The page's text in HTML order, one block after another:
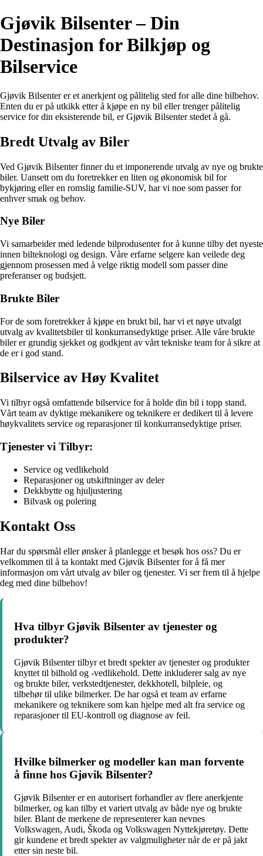
Gjøvik Bilsenter – Din
Destinasjon for Bilkjøp og
Bilservice
Gjøvik Bilsenter er et anerkjent og pålitelig sted for alle dine bilbehov.
Enten du er på utkikk etter å kjøpe en ny bil eller trenger pålitelig
service for din eksisterende bil, er Gjøvik Bilsenter stedet å gå.
Bredt Utvalg av Biler
Ved Gjøvik Bilsenter finner du et imponerende utvalg av nye og brukte
biler. Uansett om du foretrekker en liten og økonomisk bil for
bykjøring eller en romslig familie-SUV, har vi noe som passer for
enhver smak og behov.
Nye Biler
Vi samarbeider med ledende bilprodusenter for å kunne tilby det nyeste
innen bilteknologi og design. Våre erfarne selgere kan veilede deg
gjennom prosessen med å velge riktig modell som passer dine
preferanser og budsjett.
Brukte Biler
For de som foretrekker å kjøpe en brukt bil, har vi et nøye utvalgt
utvalg av kvalitetsbiler til konkurransedyktige priser. Alle våre brukte
biler er grundig sjekket og godkjent av vårt tekniske team for å sikre at
de er i god stand.
Bilservice av Høy Kvalitet
Vi tilbyr også omfattende bilservice for å holde din bil i topp stand.
Vårt team av dyktige mekanikere og teknikere er dedikert til å levere
høykvalitets service og reparasjoner til konkurransedyktige priser.
Tjenester vi Tilbyr:
Service og vedlikehold
Reparasjoner og utskiftninger av deler
Dekkbytte og hjuljustering
Bilvask og polering
Kontakt Oss
Har du spørsmål eller ønsker å planlegge et besøk hos oss? Du er
velkommen til å ta kontakt med Gjøvik Bilsenter for å få mer
informasjon om vårt utvalg av biler og tjenester. Vi ser frem til å hjelpe
deg med dine bilbehov!
Hva tilbyr Gjøvik Bilsenter av tjenester og
produkter?
Gjøvik Bilsenter tilbyr et bredt spekter av tjenester og produkter
knyttet til bilhold og -vedlikehold. Dette inkluderer salg av nye
og brukte biler, verkstedtjenester, dekkhotell, bilpleie, og
tilbehør til ulike bilmerker. De har også et team av erfarne
mekanikere og teknikere som kan hjelpe med alt fra service og
reparasjoner til EU-kontroll og diagnose av feil.
Hvilke bilmerker og modeller kan man forvente
å finne hos Gjøvik Bilsenter?
Gjøvik Bilsenter er en autorisert forhandler av flere anerkjente
bilmerker, og kan tilby et variert utvalg av både nye og brukte
biler. Blant de merkene de representerer kan nevnes
Volkswagen, Audi, Škoda og Volkswagen Nyttekjøretøy. Dette
gir kundene et bredt spekter av valgmuligheter når de er på jakt
etter sin neste bil.